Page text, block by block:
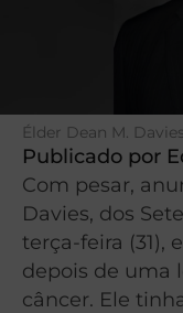
Élder Dean M. Davies
Publicado por
Com pesar,
Davies, dos
terça-feira (31),
depois de uma
câncer. Ele